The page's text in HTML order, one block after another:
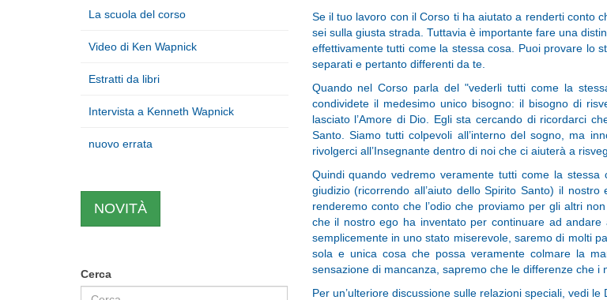
Se il tuo lavoro con il Corso ti ha aiutato a renderti conto
sei sulla giusta strada. Tuttavia è importante fare una
effettivamente tutti come la stessa cosa. Puoi provare lo
separati e pertanto differenti da te.
Quando nel Corso parla del "vederli tutti come la
condividete il medesimo unico bisogno: il bisogno di
lasciato l’Amore di Dio. Egli sta cercando di ricordarci
Santo. Siamo tutti colpevoli all’interno del sogno, ma
rivolgerci all’Insegnante dentro di noi che ci aiuterà a
Quindi quando vedremo veramente tutti come la
giudizio (ricorrendo all’aiuto dello Spirito Santo) il
renderemo conto che l’odio che proviamo per gli altri
che il nostro ego ha inventato per continuare ad
semplicemente in uno stato miserevole, saremo di molti
sola e unica cosa che possa veramente colmare la
sensazione di mancanza, sapremo che le differenze che i
Per un’ulteriore discussione sulle relazioni speciali, vedi le
La scuola del corso
Video di Ken Wapnick
Estratti da libri
Intervista a Kenneth Wapnick
nuovo errata
NOVITÀ
Cerca